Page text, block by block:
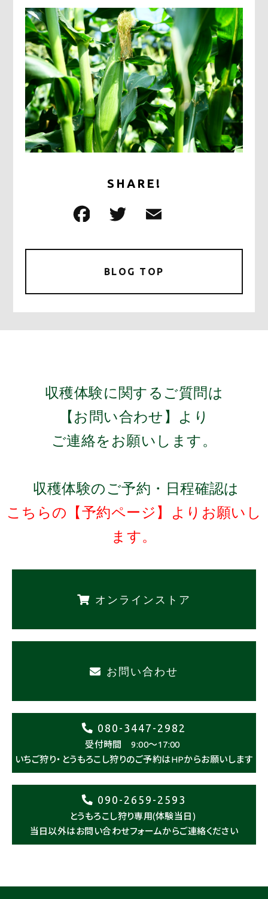
SHARE!
c
b
o
o
it
te
r
ai
BLOG TOP
収穫体験に関するご質問は
【お問い合わせ】より
ご連絡をお願いします。
収穫体験のご予約・日程確認は
こちらの【予約ページ】よりお願いし
ます。
オンラインストア
お問い合わせ
080-3447-2982
受付時間 9:00～17:00
いちご狩り・とうもろこし狩りのご予約はHPからお願いします
090-2659-2593
とうもろこし狩り専用(体験当日)
当日以外はお問い合わせフォームからご連絡ください
いちご狩り・とうもろこし狩りのご予約はHPからお願いします
090-2659-2593
とうもろこし狩り専用(体験当日)
当日以外はお問い合わせフォームからご連絡ください
お問い合わせ